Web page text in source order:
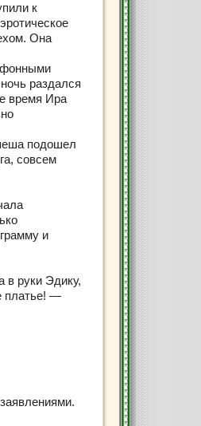
к
Она
раздался
время Ира
подошел
совсем
и
в руки Эдику,
платье! —